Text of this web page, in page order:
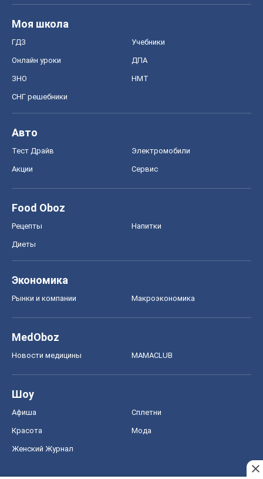
Моя школа
ГДЗ Учебники
Онлайн уроки ДПА
ЗНО НМТ
СНГ решебники
Авто
Тест Драйв Электромобили
Акции Сервис
Food Oboz
Рецепты Напитки
Диеты
Экономика
Рынки и компании Mакроэкономика
MedOboz
Новости медицины MAMACLUB
Шоу
Афиша Сплетни
Красота Мода
Женский Журнал